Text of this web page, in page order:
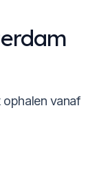
ophalen vanaf